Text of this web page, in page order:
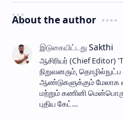
About the author
ஆசிரியர் (Chief
நிறுவனரும்,
ஆண்டுகளுக்கும்
மற்றும் கணினி
புதிய கேட்…